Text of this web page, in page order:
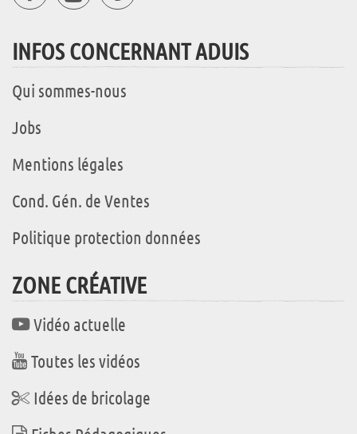
INFOS CONCERNANT ADUIS
Qui sommes-nous
Jobs
Mentions légales
Cond. Gén. de Ventes
Politique protection données
ZONE CRÉATIVE
Vidéo actuelle
Toutes les vidéos
Idées de bricolage